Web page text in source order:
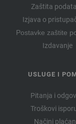
Zaštita
Izjava o
Postavke zaštite
Izdavanje
USLUGE I
Pitanja i
Troškovi
Načini